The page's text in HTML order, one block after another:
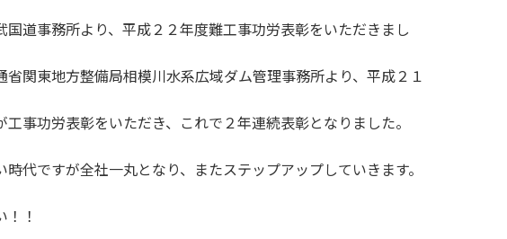
国道事務所より、平成２２年度難工事功労表彰をいただきまし
省関東地方整備局相模川水系広域ダム管理事務所より、平成２１
事功労表彰をいただき、これで２年連続表彰となりました。
時代ですが全社一丸となり、またステップアップしていきます。
！